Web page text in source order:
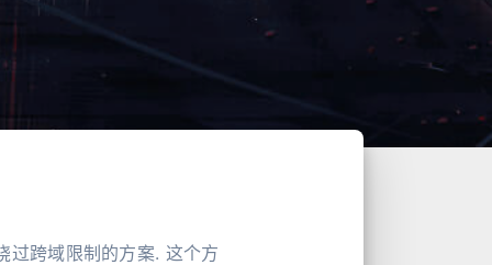
过跨域限制的方案. 这个方